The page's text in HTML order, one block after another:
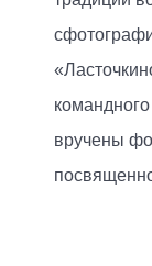
вручены